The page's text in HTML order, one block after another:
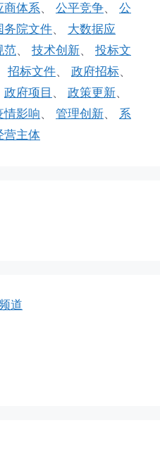
商体系、 公平竞争、 公
务院文件、 大数据应
范、 技术创新、 投标文
招标文件、 政府招标、
政府项目 、 政策更新、
情影响、 管理创新、 系
营主体
道